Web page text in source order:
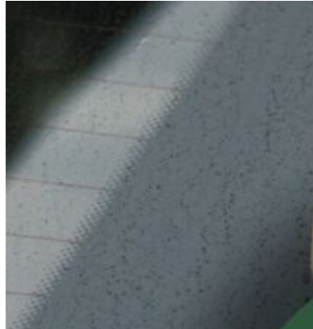
🌞 NYHET! Upplev vår premium Sommar Deluxe-tvätt